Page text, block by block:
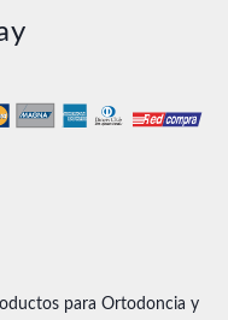
para Ortodoncia y